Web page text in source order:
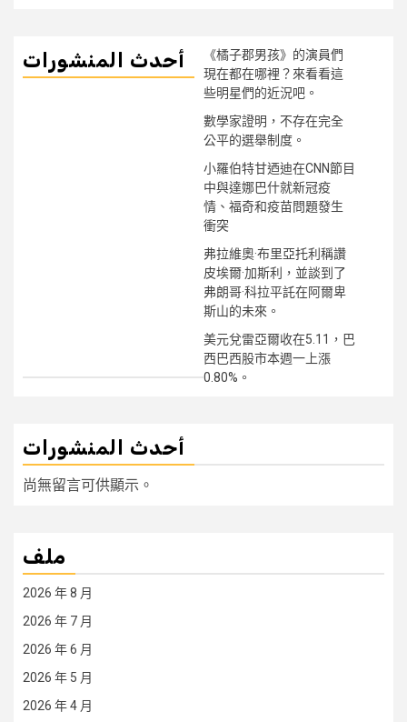
أحدث المنشورات
《橘子郡男孩》的演員們
現在都在哪裡？來看看這
些明星們的近況吧。
數學家證明，不存在完全
公平的選舉制度。
小羅伯特甘迺迪在CNN節目
中與達娜巴什就新冠疫
情、福奇和疫苗問題發生
衝突
弗拉維奧·布里亞托利稱讚
皮埃爾·加斯利，並談到了
弗朗哥·科拉平託在阿爾卑
斯山的未來。
美元兌雷亞爾收在5.11，巴
西巴西股市本週一上漲
0.80%。
أحدث المنشورات
尚無留言可供顯示。
ملف
2026 年 8 月
2026 年 7 月
2026 年 6 月
2026 年 5 月
2026 年 4 月